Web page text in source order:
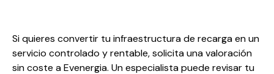
Si quieres convertir tu infraestructura de recarga en un
servicio controlado y rentable, solicita una valoración
sin coste aEvenergia. Un especialista puede revisar tu